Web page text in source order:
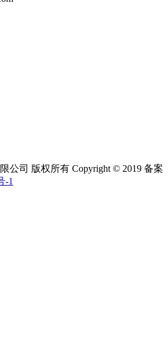
公司 版权所有 Copyright © 2019 备案
-1